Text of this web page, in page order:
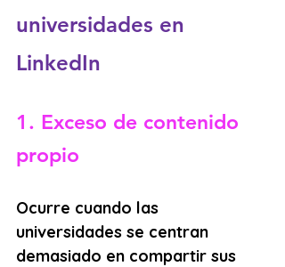
universidades en
LinkedIn
1. Exceso de contenido
propio
Ocurre cuando las
universidades se centran
demasiado en compartir sus